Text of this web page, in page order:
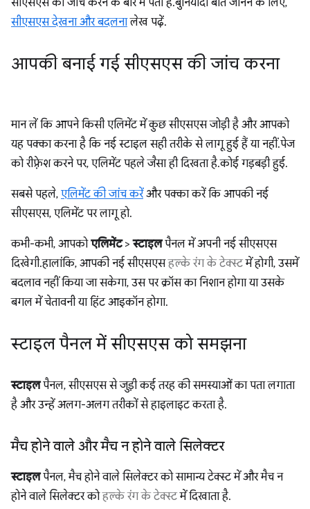
सीएसएस की जांच करने के बारे में पता है. बुनियादी बातें जानने के लिए,
सीएसएस देखना और बदलनालेख पढ़ें.
आपकी बनाई गई सीएसएस की जांच करना
मान लें कि आपने किसी एलिमेंट में कुछ सीएसएस जोड़ी है और आपको
यह पक्का करना है कि नई स्टाइल सही तरीके से लागू हुई हैं या नहीं. पेज
को रीफ़्रेश करने पर, एलिमेंट पहले जैसा ही दिखता है. कोई गड़बड़ी हुई.
सबसे पहले, एलिमेंट की जांच करेंऔर पक्का करें कि आपकी नई
सीएसएस, एलिमेंट पर लागू हो.
कभी-कभी, आपकोएलिमेंट>स्टाइलपैनल में अपनी नई सीएसएस
दिखेगी. हालांकि, आपकी नई सीएसएसहल्के रंग के टेक्स्टमें होगी, उसमें
बदलाव नहीं किया जा सकेगा, उस पर क्रॉस का निशान होगा या उसके
बगल में चेतावनी या हिंट आइकॉन होगा.
स्टाइल पैनल में सीएसएस को समझना
स्टाइलपैनल, सीएसएस से जुड़ी कई तरह की समस्याओं का पता लगाता
है और उन्हें अलग-अलग तरीकों से हाइलाइट करता है.
मैच होने वाले और मैच न होने वाले सिलेक्टर
स्टाइलपैनल, मैच होने वाले सिलेक्टर को सामान्य टेक्स्ट में और मैच न
होने वाले सिलेक्टर कोहल्के रंग के टेक्स्टमें दिखाता है.